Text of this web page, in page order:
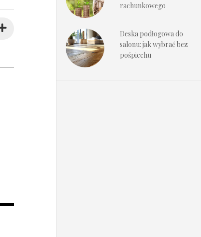
rachunkowego
Deska podłogowa do
salonu: jak wybrać bez
pośpiechu